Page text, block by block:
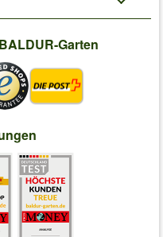
Garten